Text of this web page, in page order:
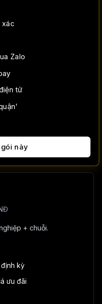
xác
Zalo
tử
này
+ chuỗi.
kỳ
ưu đãi